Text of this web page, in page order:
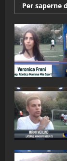
Per saperne
3
4